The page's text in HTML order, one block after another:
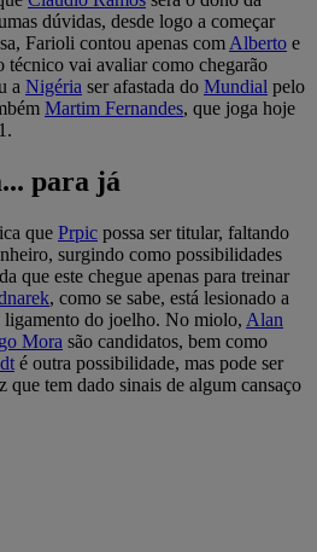
dúvidas, desde logo a começar
Farioli contou apenas com Alberto e
técnico vai avaliar como chegarão
a Nigéria ser afastada do Mundial pelo
Martim Fernandes, que joga hoje
para já
que Prpic possa ser titular, faltando
surgindo como possibilidades
que este chegue apenas para treinar
, como se sabe, está lesionado a
ligamento do joelho. No miolo, Alan
Mora são candidatos, bem como
é outra possibilidade, mas pode ser
que tem dado sinais de algum cansaço